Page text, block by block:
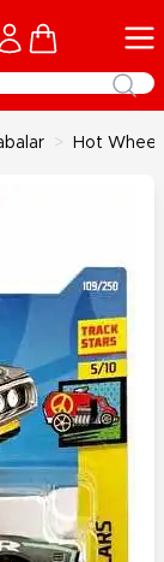
Cart
> Hot